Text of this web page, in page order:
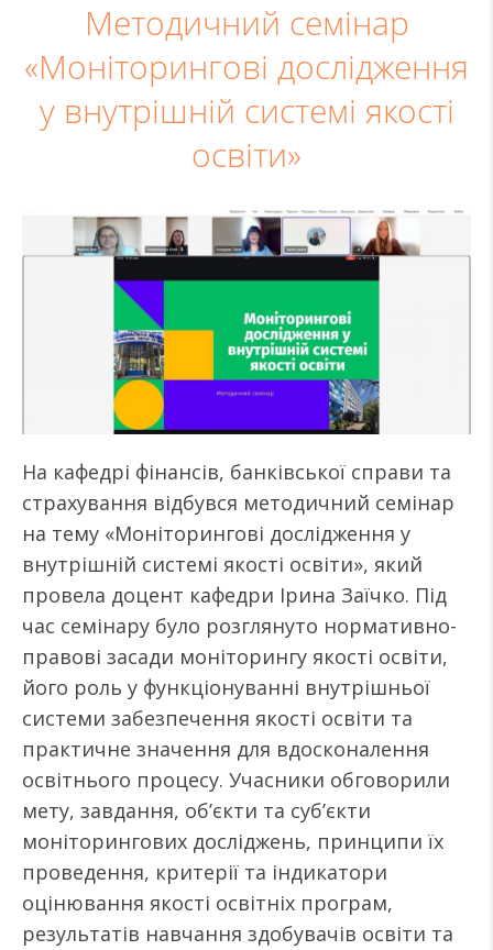
Методичний семінар
«Моніторингові дослідження
у внутрішній системі якості
освіти»
На кафедрі фінансів, банківської справи та
страхування відбувся методичний семінар
на тему «Моніторингові дослідження у
внутрішній системі якості освіти», який
провела доцент кафедри Ірина Заїчко. Під
час семінару було розглянуто нормативно-
правові засади моніторингу якості освіти,
його роль у функціонуванні внутрішньої
системи забезпечення якості освіти та
практичне значення для вдосконалення
освітнього процесу. Учасники обговорили
мету, завдання, об’єкти та суб’єкти
моніторингових досліджень, принципи їх
проведення, критерії та індикатори
оцінювання якості освітніх програм,
результатів навчання здобувачів освіти та